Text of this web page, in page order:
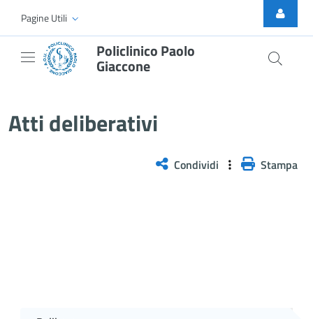
Skip to Main Content
Pagine Utili
Policlinico Paolo
Giaccone
Atti deliberativi
Condividi Stampa